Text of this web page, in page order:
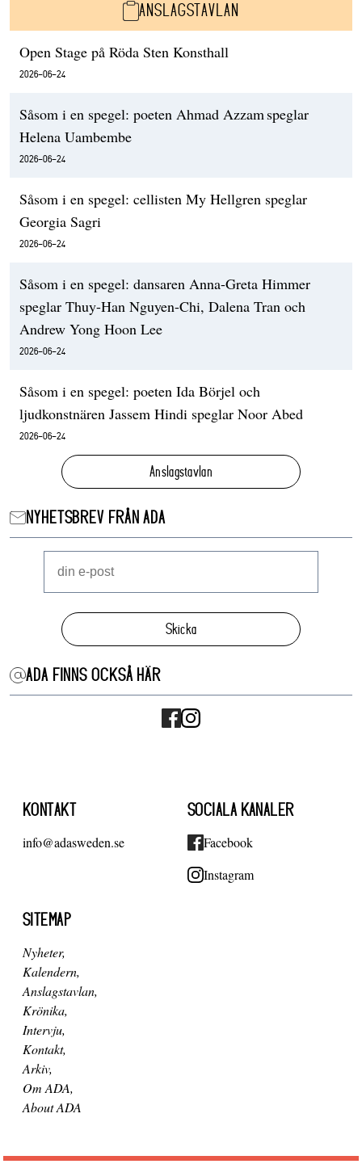
ANSLAGSTAVLAN
Open Stage på Röda Sten Konsthall
2026-06-24
Såsom i en spegel: poeten Ahmad Azzam speglar
Helena Uambembe
2026-06-24
Såsom i en spegel: cellisten My Hellgren speglar
Georgia Sagri
2026-06-24
Såsom i en spegel: dansaren Anna-Greta Himmer
speglar Thuy-Han Nguyen-Chi, Dalena Tran och
Andrew Yong Hoon Lee
2026-06-24
Såsom i en spegel: poeten Ida Börjel och
ljudkonstnären Jassem Hindi speglar Noor Abed
2026-06-24
Anslagstavlan
NYHETSBREV FRÅN ADA
Skicka
ADA FINNS OCKSÅ HÄR
KONTAKT
info@adasweden.se
SOCIALA KANALER
Facebook
Instagram
SITEMAP
Nyheter
Kalendern
Anslagstavlan
Krönika
Intervju
Kontakt
Arkiv
Om ADA
About ADA